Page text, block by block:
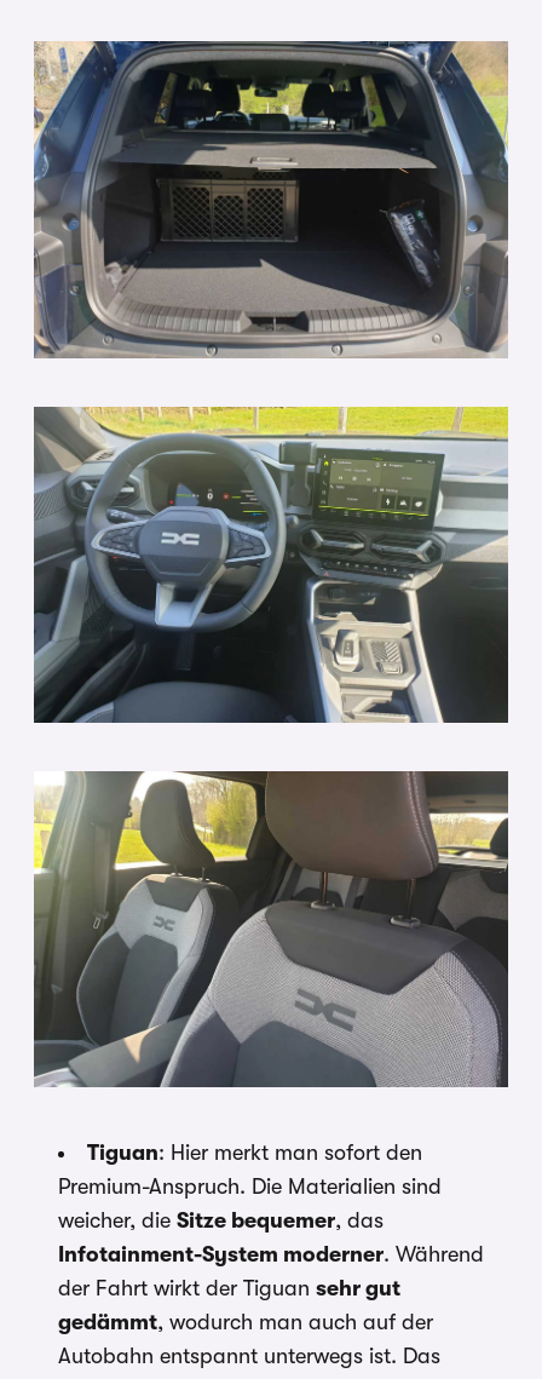
Tiguan: Hier merkt man sofort den
Premium-Anspruch. Die Materialien sind
weicher, die Sitze bequemer, das
Infotainment-System moderner. Während
der Fahrt wirkt der Tiguan sehr gut
gedämmt, wodurch man auch auf der
Autobahn entspannt unterwegs ist. Das